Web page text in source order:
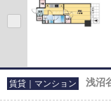
賃貸｜マンション 浅沼